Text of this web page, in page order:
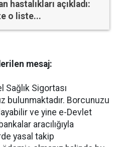
hastalıkları açıkladı:
o liste...
mesaj:
Sağlık Sigortası
bulunmaktadır. Borcunuzu
ve yine e-Devlet
aracılığıyla
yasal takip